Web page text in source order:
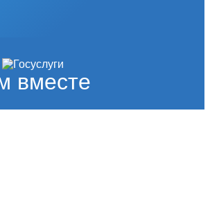
вместе